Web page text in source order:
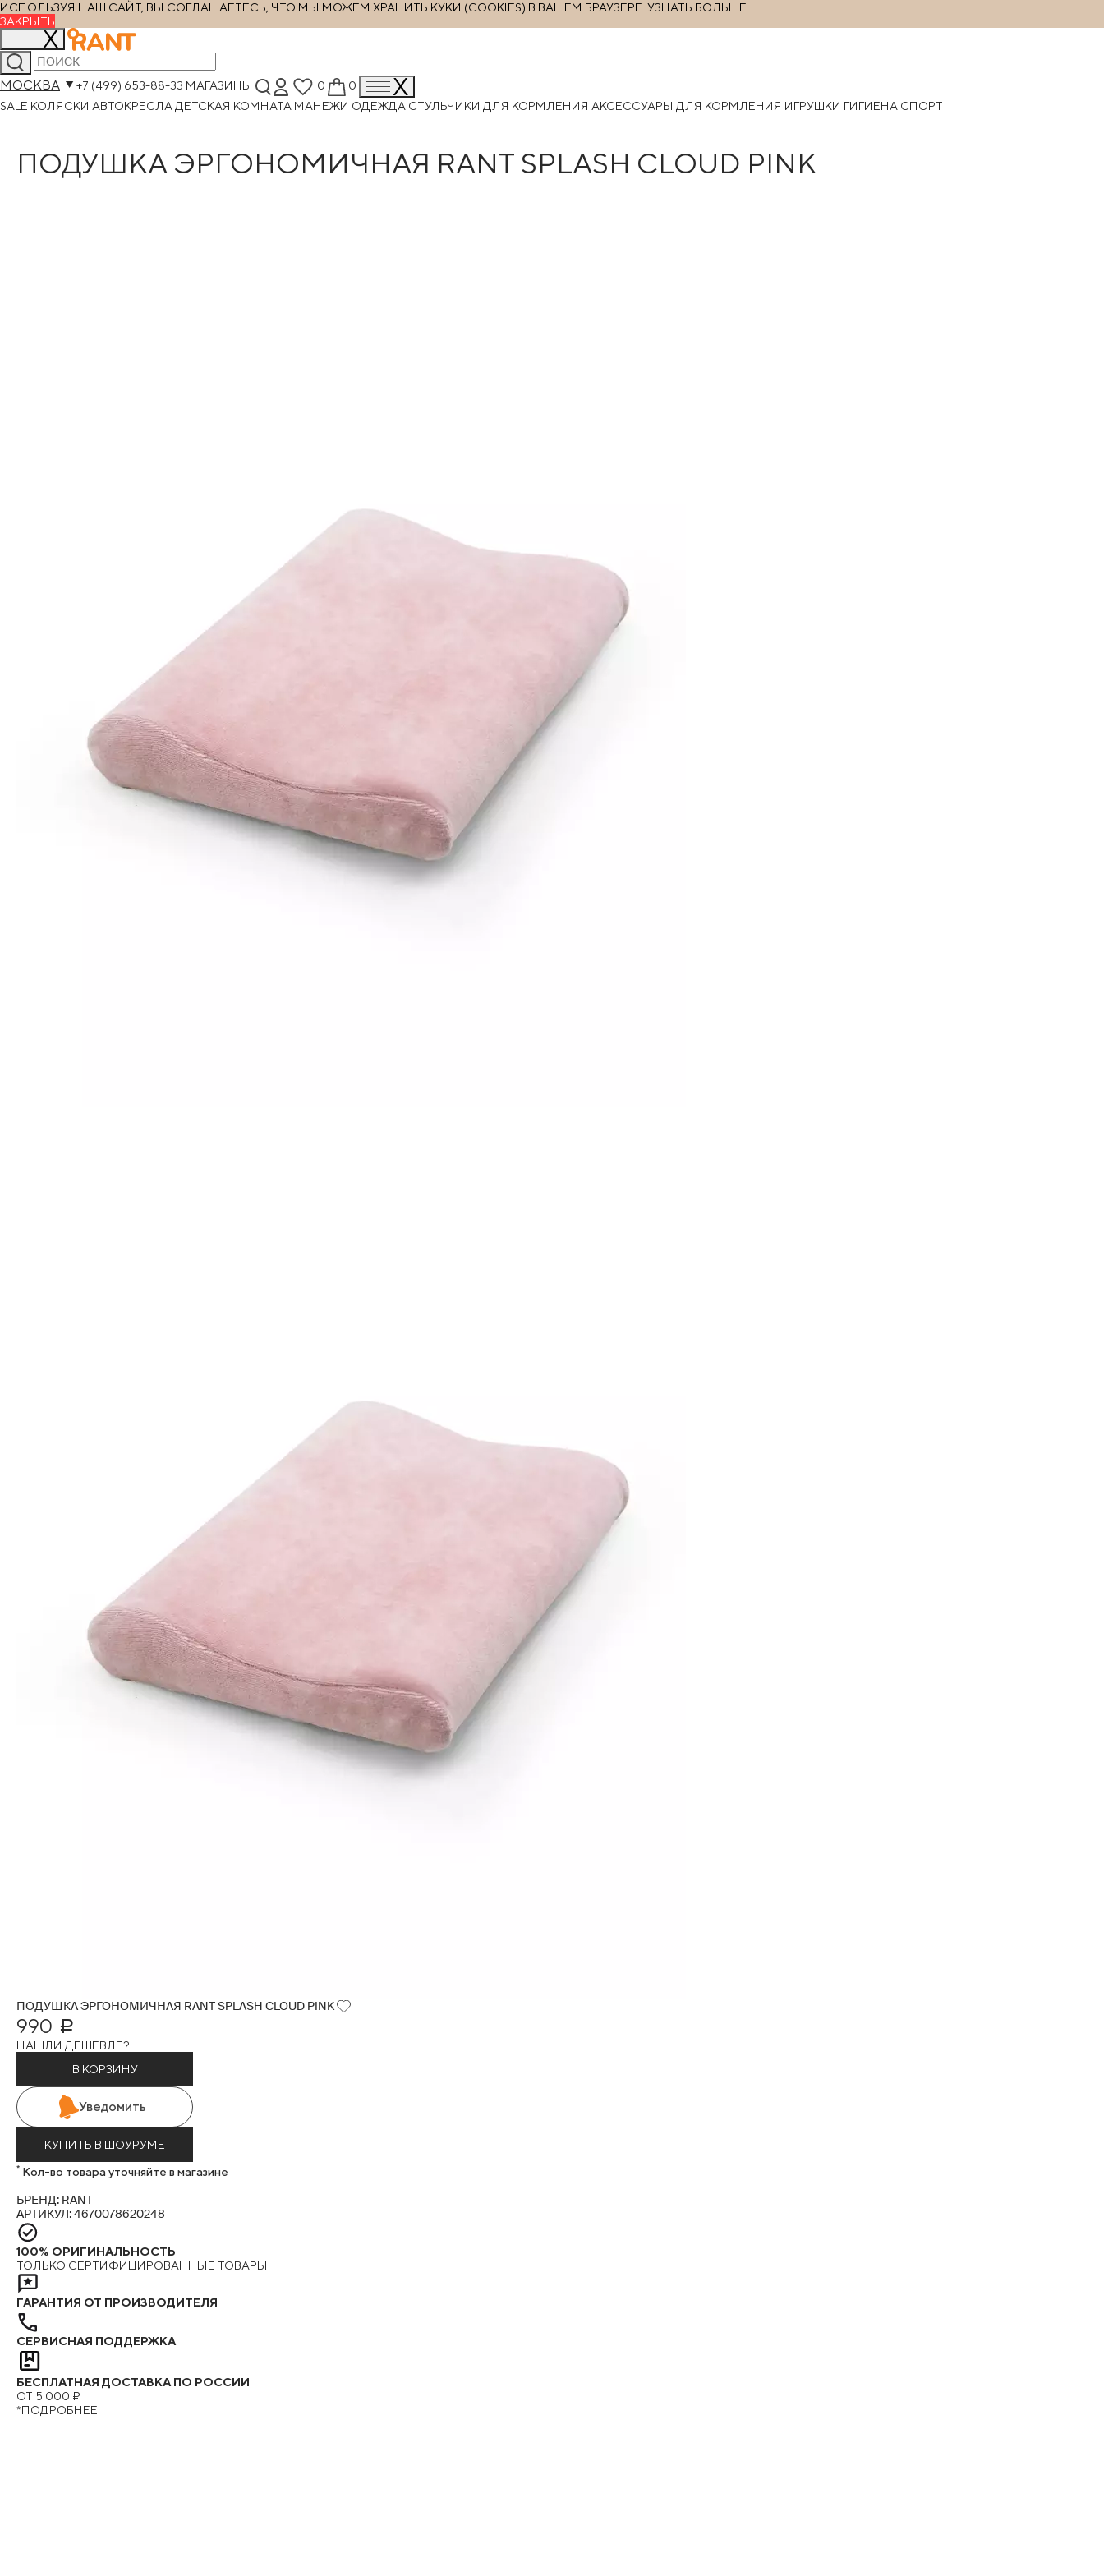
ИСПОЛЬЗУЯ НАШ САЙТ, ВЫ СОГЛАШАЕТЕСЬ, ЧТО МЫ МОЖЕМ ХРАНИТЬ КУКИ (COOKIES) В ВАШЕМ БРАУЗЕРЕ. УЗНАТЬ БОЛЬШЕ
ЗАКРЫТЬ
МОСКВА +7 (499) 653-88-33 МАГАЗИНЫ 0
0
SALE КОЛЯСКИ АВТОКРЕСЛА ДЕТСКАЯ КОМНАТА МАНЕЖИ ОДЕЖДА СТУЛЬЧИКИ ДЛЯ КОРМЛЕНИЯ АКСЕССУАРЫ ДЛЯ КОРМЛЕНИЯ ИГРУШКИ ГИГИЕНА СПОРТ
ПОДУШКА ЭРГОНОМИЧНАЯ RANT SPLASH CLOUD PINK
ПОДУШКА ЭРГОНОМИЧНАЯ RANT SPLASH CLOUD PINK
990
Р
НАШЛИ ДЕШЕВЛЕ?
В КОРЗИНУ
Уведомить
КУПИТЬ В ШОУРУМЕ
* Кол-во товара уточняйте в магазине
БРЕНД: RANT
АРТИКУЛ: 4670078620248
100% ОРИГИНАЛЬНОСТЬ
ТОЛЬКО СЕРТИФИЦИРОВАННЫЕ ТОВАРЫ
ГАРАНТИЯ ОТ ПРОИЗВОДИТЕЛЯ
СЕРВИСНАЯ ПОДДЕРЖКА
БЕСПЛАТНАЯ ДОСТАВКА ПО РОССИИ
ОТ 5 000 ₽
*ПОДРОБНЕЕ